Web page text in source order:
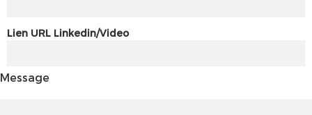
Lien URL Linkedin/Video
Message